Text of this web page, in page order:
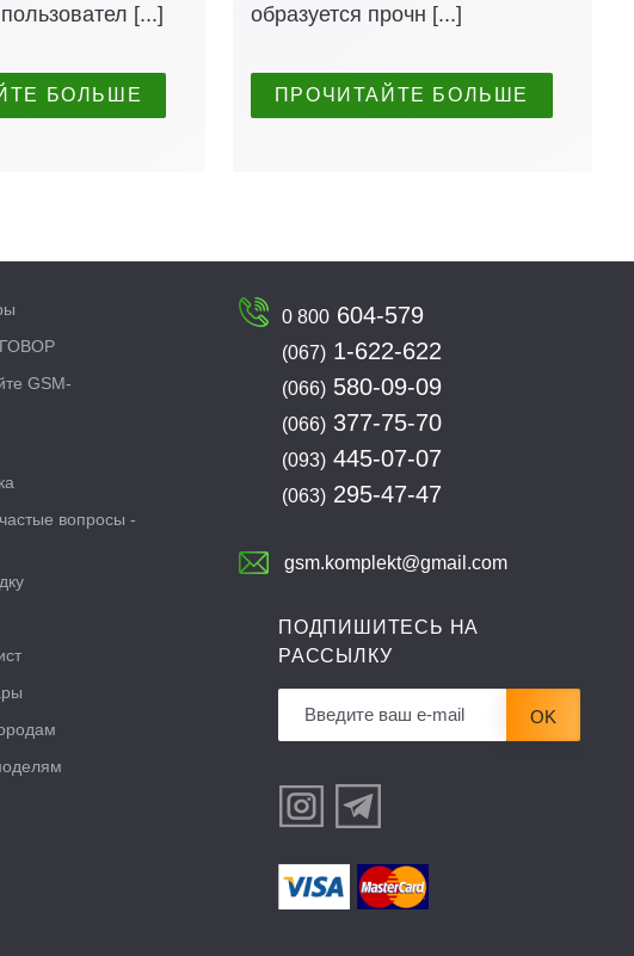
[...]
БОЛЬШЕ
образуется прочн [...]
ПРОЧИТАЙТЕ БОЛЬШЕ
GSM-
вопросы -
0 800 604-579
(067) 1-622-622
(066) 580-09-09
(066) 377-75-70
(093) 445-07-07
(063) 295-47-47
gsm.komplekt@gmail.com
ПОДПИШИТЕСЬ НА
РАССЫЛКУ
OK